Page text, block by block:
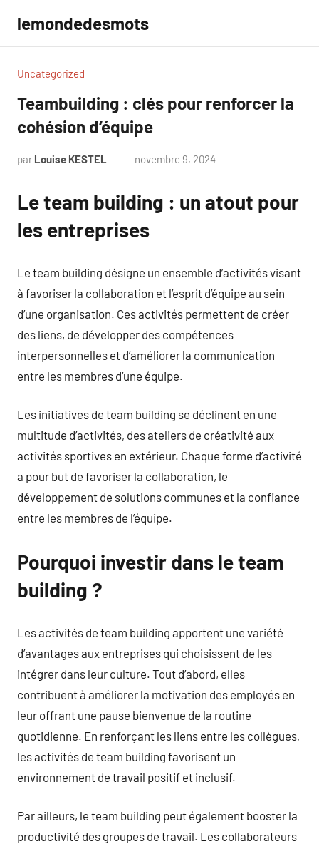
contenu
lemondedesmots
Uncategorized
Teambuilding : clés pour renforcer la
cohésion d’équipe
par Louise KESTEL novembre 9, 2024
Le team building : un atout pour
les entreprises
Le team building désigne un ensemble d’activités visant
à favoriser la collaboration et l’esprit d’équipe au sein
d’une organisation. Ces activités permettent de créer
des liens, de développer des compétences
interpersonnelles et d’améliorer la communication
entre les membres d’une équipe.
Les initiatives de team building se déclinent en une
multitude d’activités, des ateliers de créativité aux
activités sportives en extérieur. Chaque forme d’activité
a pour but de favoriser la collaboration, le
développement de solutions communes et la confiance
entre les membres de l’équipe.
Pourquoi investir dans le team
building ?
Les activités de team building apportent une variété
d’avantages aux entreprises qui choisissent de les
intégrer dans leur culture. Tout d’abord, elles
contribuent à améliorer la motivation des employés en
leur offrant une pause bienvenue de la routine
quotidienne. En renforçant les liens entre les collègues,
les activités de team building favorisent un
environnement de travail positif et inclusif.
Par ailleurs, le team building peut également booster la
productivité des groupes de travail. Les collaborateurs